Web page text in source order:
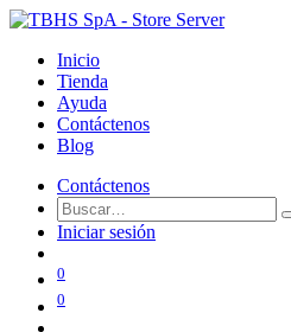
Inicio
Tienda
Ayuda
Contáctenos
Blog
Contáctenos
Iniciar sesión
0
0